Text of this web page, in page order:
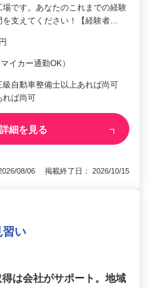
です。あなたのこれまでの経験
支えてください！【経験者…
イカー通勤OK）
自動車整備士以上あれば尚可
ば尚可
詳細を見る
08/06 掲載終了日： 2026/10/15
習い
は会社がサポート。地域